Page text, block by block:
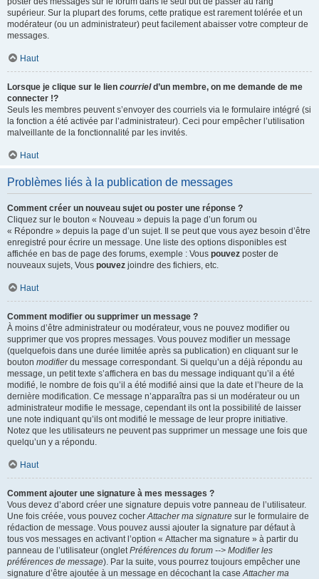
supérieur. Sur la plupart des forums, cette pratique est rarement tolérée et un
modérateur (ou un administrateur) peut facilement abaisser votre compteur de
messages.
Haut
Lorsque je clique sur le lien courrield’un membre, on me demande de me
connecter !?
Seuls les membres peuvent s’envoyer des courriels via le formulaire intégré (si
la fonction a été activée par l’administrateur). Ceci pour empêcher l’utilisation
malveillante de la fonctionnalité par les invités.
Haut
Problèmes liés à la publication de messages
Comment créer un nouveau sujet ou poster une réponse ?
Cliquez sur le bouton « Nouveau » depuis la page d’un forum ou
« Répondre » depuis la page d’un sujet. Il se peut que vous ayez besoin d’être
enregistré pour écrire un message. Une liste des options disponibles est
affichée en bas de page des forums, exemple : Vous pouvez poster de
nouveaux sujets, Vous pouvez joindre des fichiers, etc.
Haut
Comment modifier ou supprimer un message ?
À moins d’être administrateur ou modérateur, vous ne pouvez modifier ou
supprimer que vos propres messages. Vous pouvez modifier un message
(quelquefois dans une durée limitée après sa publication) en cliquant sur le
bouton modifierdu message correspondant. Si quelqu’un a déjà répondu au
message, un petit texte s’affichera en bas du message indiquant qu’il a été
modifié, le nombre de fois qu’il a été modifié ainsi que la date et l’heure de la
dernière modification. Ce message n’apparaîtra pas si un modérateur ou un
administrateur modifie le message, cependant ils ont la possibilité de laisser
une note indiquant qu’ils ont modifié le message de leur propre initiative.
Notez que les utilisateurs ne peuvent pas supprimer un message une fois que
quelqu’un y a répondu.
Haut
Comment ajouter une signature à mes messages ?
Vous devez d’abord créer une signature depuis votre panneau de l’utilisateur.
Une fois créée, vous pouvez cocherAttacher ma signature sur le formulaire de
rédaction de message. Vous pouvez aussi ajouter la signature par défaut à
tous vos messages en activant l’option « Attacher ma signature » à partir du
panneau de l’utilisateur (ongletPréférences du forum --> Modifier les
préférences de message). Par la suite, vous pourrez toujours empêcher une
signature d’être ajoutée à un message en décochant la caseAttacher ma